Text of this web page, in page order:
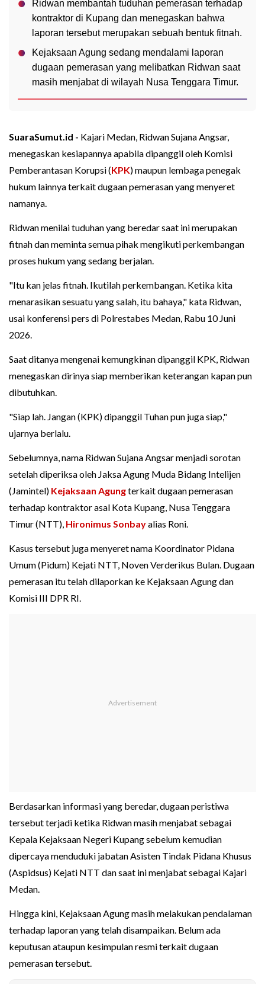
Ridwan membantah tuduhan pemerasan terhadap
kontraktor di Kupang dan menegaskan bahwa
laporan tersebut merupakan sebuah bentuk fitnah.
Kejaksaan Agung sedang mendalami laporan
dugaan pemerasan yang melibatkan Ridwan saat
masih menjabat di wilayah Nusa Tenggara Timur.
SuaraSumut.id - Kajari Medan, Ridwan Sujana Angsar,
menegaskan kesiapannya apabila dipanggil oleh Komisi
Pemberantasan Korupsi (KPK) maupun lembaga penegak
hukum lainnya terkait dugaan pemerasan yang menyeret
namanya.
Ridwan menilai tuduhan yang beredar saat ini merupakan
fitnah dan meminta semua pihak mengikuti perkembangan
proses hukum yang sedang berjalan.
"Itu kan jelas fitnah. Ikutilah perkembangan. Ketika kita
menarasikan sesuatu yang salah, itu bahaya," kata Ridwan,
usai konferensi pers di Polrestabes Medan, Rabu 10 Juni
2026.
Saat ditanya mengenai kemungkinan dipanggil KPK, Ridwan
menegaskan dirinya siap memberikan keterangan kapan pun
dibutuhkan.
"Siap lah. Jangan (KPK) dipanggil Tuhan pun juga siap,"
ujarnya berlalu.
Sebelumnya, nama Ridwan Sujana Angsar menjadi sorotan
setelah diperiksa oleh Jaksa Agung Muda Bidang Intelijen
(Jamintel) Kejaksaan Agungterkait dugaan pemerasan
terhadap kontraktor asal Kota Kupang, Nusa Tenggara
Timur (NTT), Hironimus Sonbayalias Roni.
Kasus tersebut juga menyeret nama Koordinator Pidana
Umum (Pidum) Kejati NTT, Noven Verderikus Bulan. Dugaan
pemerasan itu telah dilaporkan ke Kejaksaan Agung dan
Komisi III DPR RI.
Berdasarkan informasi yang beredar, dugaan peristiwa
tersebut terjadi ketika Ridwan masih menjabat sebagai
Kepala Kejaksaan Negeri Kupang sebelum kemudian
dipercaya menduduki jabatan Asisten Tindak Pidana Khusus
(Aspidsus) Kejati NTT dan saat ini menjabat sebagai Kajari
Medan.
Hingga kini, Kejaksaan Agung masih melakukan pendalaman
terhadap laporan yang telah disampaikan. Belum ada
keputusan ataupun kesimpulan resmi terkait dugaan
pemerasan tersebut.